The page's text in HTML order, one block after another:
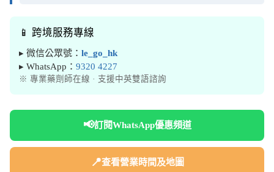
📱 跨境服務專線
▸ 微信公眾號： le_go_hk
▸ WhatsApp： 9320 4227
※ 專業藥劑師在線 · 支援中英雙語諮詢
📢訂閱WhatsApp優惠頻道
📍查看營業時間及地圖